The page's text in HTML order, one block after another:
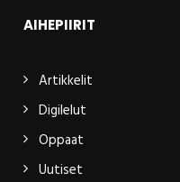
AIHEPIIRIT
Artikkelit
Digilelut
Oppaat
Uutiset